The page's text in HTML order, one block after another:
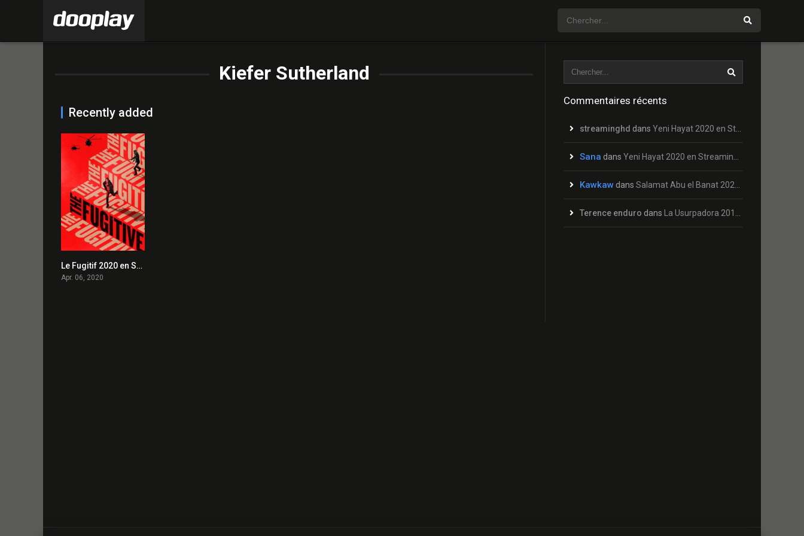
Kiefer Sutherland
Recently added
10Le Fugitif 2020 en Streaming HD Gratuit !
Apr. 06, 2020
Commentaires récents
streaminghd dans Yeni Hayat 2020 en Streaming HD Gratuit !
Sana dans Yeni Hayat 2020 en Streaming HD Gratuit !
Kawkaw dans Salamat Abu el Banat 2020 en Streaming HD Gratuit !
Terence enduro dans La Usurpadora 2019 en Streaming HD Gratuit !